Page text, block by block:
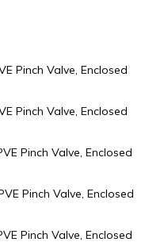
Pinch Valve, Enclosed
Pinch Valve, Enclosed
Pinch Valve, Enclosed
Pinch Valve, Enclosed
Pinch Valve, Enclosed